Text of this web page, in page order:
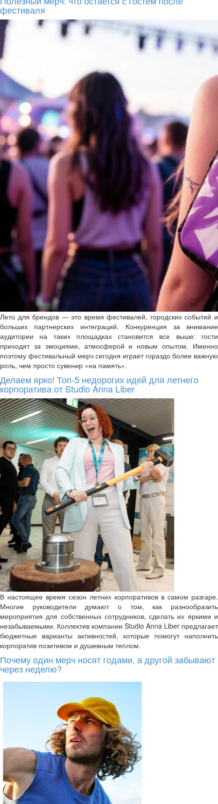
фестиваля
Лето для брендов — это время фестивалей, городских событий и
больших партнерских интеграций. Конкуренция за внимание
аудитории на таких площадках становится все выше: гости
приходят за эмоциями, атмосферой и новым опытом. Именно
поэтому фестивальный мерч сегодня играет гораздо более важную
роль, чем просто сувенир «на память».
Делаем ярко! Топ-5 недорогих идей для летнего
корпоратива от Studio Anna Liber
В настоящее время сезон летних корпоративов в самом разгаре.
Многие руководители думают о том, как разнообразить
мероприятия для собственных сотрудников, сделать их яркими и
незабываемыми. Коллектив компании Studio Anna Liber предлагает
бюджетные варианты активностей, которые помогут наполнить
корпоратив позитивом и душевным теплом.
Почему один мерч носят годами, а другой забывают
через неделю?